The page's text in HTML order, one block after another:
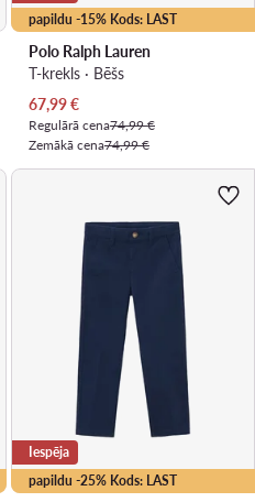
papildu -15% Kods: LAST
Polo Ralph Lauren
T-krekls · Bēšs
Pašreizējā cena
67,99€
Regulārā cena74,99 €
Zemākā cena74,99 €
papildu -25% Kods: LAST
Iespēja